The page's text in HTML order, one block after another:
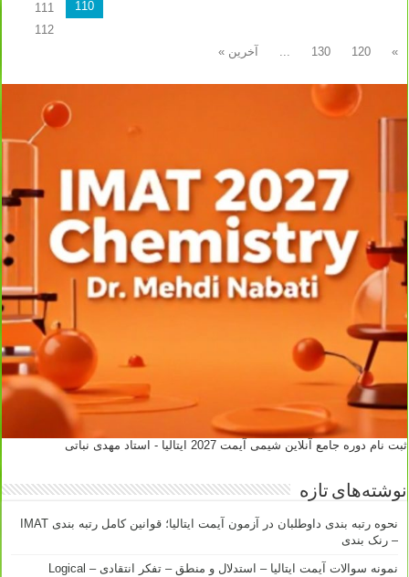
110
111
112
»
120
130 آخرین »
ثبت نام دوره جامع آنلاین شیمی آیمت 2027 ایتالیا - استاد مهدی نباتی
نوشته‌های تازه
نحوه رتبه بندی داوطلبان در آزمون آیمت ایتالیا؛ قوانین کامل رتبه بندی IMAT
– رنک بندی
نمونه سوالات آیمت ایتالیا – استدلال و منطق – تفکر انتقادی – Logical